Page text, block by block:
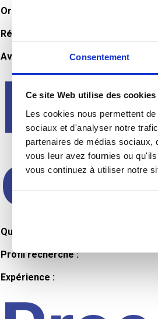
Consentement
Ce site Web utilise des cookies
Les cookies nous permettent
sociaux et d'analyser notre
partenaires de médias
vous leur avez fournies ou
vous continuez à utiliser notre
Organisation et horaires :
Rémunération :
Avantages :
Qualifications et diplômes :
Profil recherché :
Expérience :